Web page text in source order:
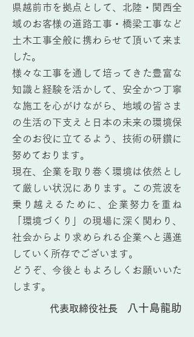
県越前市を拠点として、北陸・関西全
域のお客様の道路工事・橋梁工事など
土木工事全般に携わらせて頂いて来ま
した。
様々な工事を通して培ってきた豊富な
知識と経験を活かして、安全かつ丁寧
な施工を心がけながら、地域の皆さま
の生活の下支えと日本の未来の環境保
全のお役に立てるよう、技術の研鑽に
努めております。
現在、企業を取り巻く環境は依然とし
て厳しい状況にあります。この荒波を
乗り越えるために、企業努力を重ね
「環境づくり」の現場に深く関わり、
社会からより求められる企業へと邁進
していく所存でございます。
どうぞ、今後ともよろしくお願いいた
します。
代表取締役社長 八十島龍助